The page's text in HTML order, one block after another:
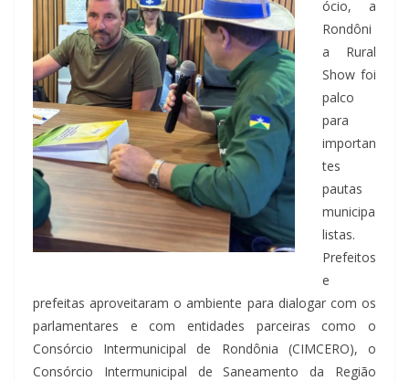
ócio, a
Rondôni
a Rural
Show foi
palco
para
importan
tes
pautas
municipa
listas.
Prefeitos
e
prefeitas aproveitaram o ambiente para dialogar com os
parlamentares e com entidades parceiras como o
Consórcio Intermunicipal de Rondônia (CIMCERO), o
Consórcio Intermunicipal de Saneamento da Região